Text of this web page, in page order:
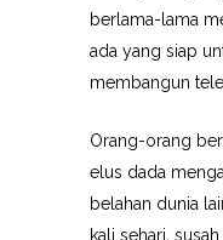
berlama-lama
ada yang siap
membangun
Orang-orang
elus dada
belahan dunia
kali sehari,